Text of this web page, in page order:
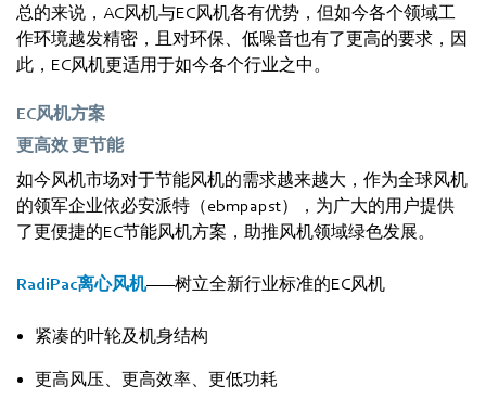
总的来说，AC风机与EC风机各有优势，但如今各个领域工
作环境越发精密，且对环保、低噪音也有了更高的要求，因
此，EC风机更适用于如今各个行业之中。
EC风机方案
更高效 更节能
如今风机市场对于节能风机的需求越来越大，作为全球风机
的领军企业依必安派特（ebmpapst），为广大的用户提供
了更便捷的EC节能风机方案，助推风机领域绿色发展。
RadiPac离心风机——树立全新行业标准的EC风机
紧凑的叶轮及机身结构
更高风压、更高效率、更低功耗